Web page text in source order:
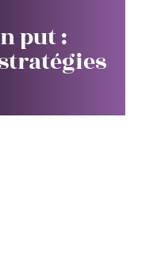
put :